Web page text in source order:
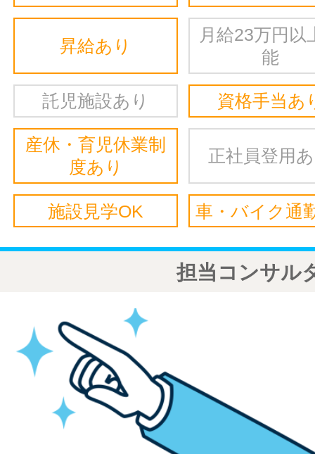
昇給あり
月給23万円以
能
託児施設あり 資格手当あ
産休・育児休業制
度あり
正社員登用
施設見学OK 車・バイク通
担当コンサル